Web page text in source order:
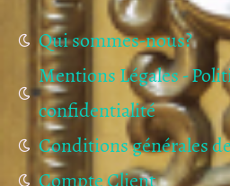
Qui sommes-nous?
Mentions Légales -
confidentialité
Conditions générales